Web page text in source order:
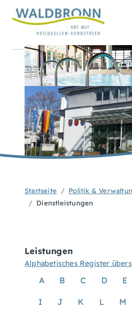
Startseite Politik &
Dienstleistungen
Leistungen
Alphabetisches Register
A B C D E
I J K L M